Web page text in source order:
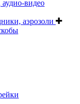
видео
аэрозоли